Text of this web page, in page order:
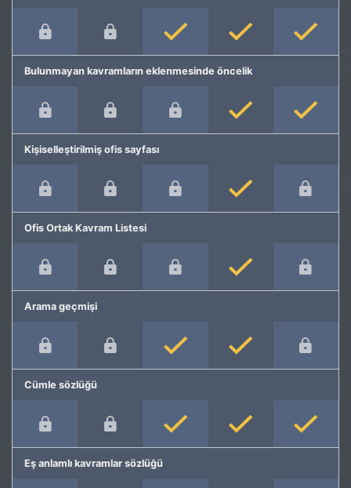
Bulunmayan kavramların eklenmesinde öncelik
Kişiselleştirilmiş ofis sayfası
Ofis Ortak Kavram Listesi
Arama geçmişi
Cümle sözlüğü
Eş anlamlı kavramlar sözlüğü